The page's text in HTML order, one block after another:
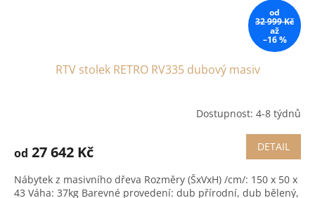
od
32 999 Kč
až
–16 %
RTV stolek RETRO RV335 dubový masiv
Dostupnost: 4-8 týdnů
od 27 642 Kč DETAIL
Nábytek z masivního dřeva Rozměry (ŠxVxH) /cm/: 150 x 50 x
43 Váha: 37kg Barevné provedení: dub přírodní, dub bělený,